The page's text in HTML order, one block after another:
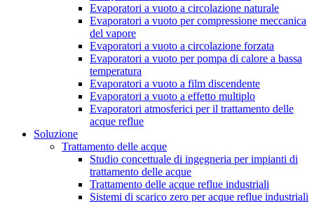
Evaporatori a vuoto a circolazione naturale
Evaporatori a vuoto per compressione meccanica
del vapore
Evaporatori a vuoto a circolazione forzata
Evaporatori a vuoto per pompa di calore a bassa
temperatura
Evaporatori a vuoto a film discendente
Evaporatori a vuoto a effetto multiplo
Evaporatori atmosferici per il trattamento delle
acque reflue
Soluzione
Trattamento delle acque
Studio concettuale di ingegneria per impianti di
trattamento delle acque
Trattamento delle acque reflue industriali
Sistemi di scarico zero per acque reflue industriali